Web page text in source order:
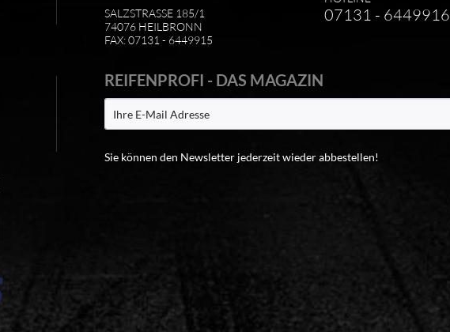
SALZSTRASSE 185/1
74076 HEILBRONN
FAX: 07131 - 6449915
07131 - 6449916
REIFENPROFI - DAS MAGAZIN
Sie können den Newsletter jederzeit wieder abbestellen!